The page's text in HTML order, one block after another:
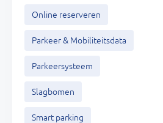
Online reserveren
Parkeer & Mobiliteitsdata
Parkeersysteem
Slagbomen
Smart parking